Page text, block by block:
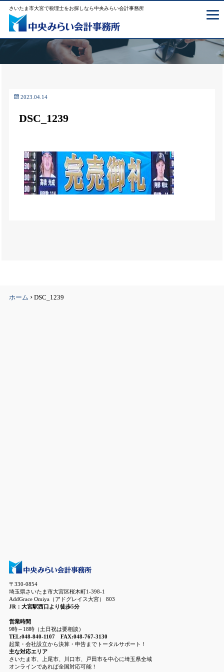
さいたま市大宮で税理士をお探しなら中央みらい会計事務所
2023.04.14
DSC_1239
ホーム ›DSC_1239
〒330-0854
埼玉県さいたま市大宮区桜木町1-398-1
AddGrace Omiya（アドグレイス大宮） 803
JR：大宮駅西口より徒歩5分
営業時間
9時～18時（土日祝は要相談）
TEL:048-840-1107 FAX:048-767-3130
起業・会社設立から決算・申告までトータルサポート！
主な対応エリア
さいたま市、上尾市、川口市、戸田市を中心に埼玉県全域
オンラインであれば全国対応可能！